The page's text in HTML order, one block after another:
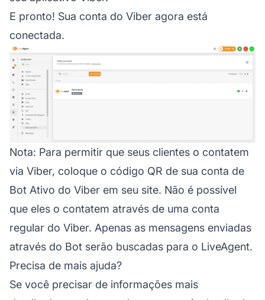
E pronto! Sua conta do Viber agora está
conectada.
Nota: Para permitir que seus clientes o contatem
via Viber, coloque o código QR de sua conta de
Bot Ativo do Viber em seu site. Não é possível
que eles o contatem através de uma conta
regular do Viber. Apenas as mensagens enviadas
através do Bot serão buscadas para o LiveAgent.
Precisa de mais ajuda?
Se você precisar de informações mais